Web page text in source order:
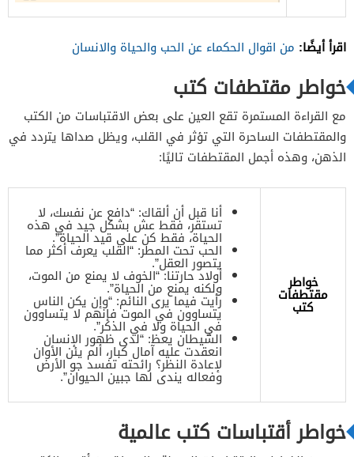
اقرأ أيضًا: من اقوال الحكماء عن الحب والحياة والانسان
خواطر مقتطفات كتب
مع القراءة المستمرة تقع العين على بعض الاقتباسات من الكتب
والمقتطفات الساحرة التي تؤثر في القلب، ويظل صداها يتردد في
الذهن، وهذه أجمل المقتطفات تاليًا:
خواطر
مقتطفات
كتب
أنا قبل أن ألقاك: “دافع عن نفسك، لا
تستقر، فقط عش بشكل جيد في هذه
الحياة، فقط كن على قيد الحياة”.
الحب تحت المطر: “القلب يعرف أكثر مما
يتصور العقل”.
أولاد حارتنا: “الخوف لا يمنع من الموت،
ولكنه يمنع من الحياة”.
رأيت فيما يرى النائم: “وإن يكن الناس
يتساوون في الموت فإنهم لا يتساوون
في الحياة ولا في الذكر”.
الشيطان يعظ: “لدى ظهور الإنسان
انعقدت عليه آمال كبار، ألم يئن الأوان
لإعادة النظر؟ رائحته تفسد جو الأرض
وفعاله يندى لها جبين الحيوان”.
خواطر أقتباسات كتب عالمية